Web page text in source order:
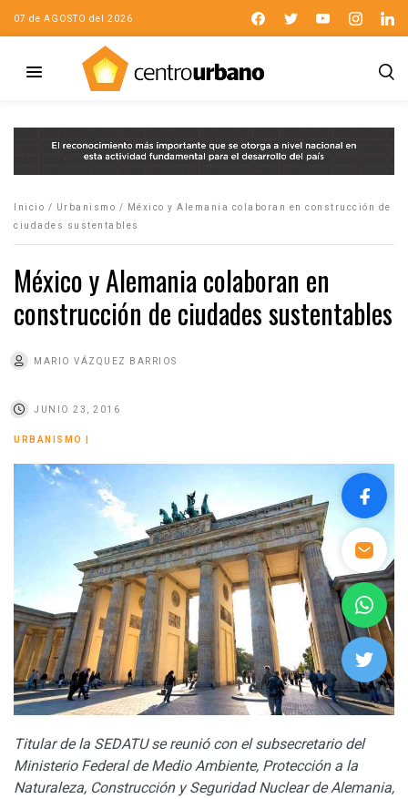
07 de AGOSTO del 2026
Inicio / Urbanismo /
México y Alemania colaboran en construcción de
ciudades sustentables
México y Alemania colaboran en
construcción de ciudades sustentables
MARIO VÁZQUEZ BARRIOS
JUNIO 23, 2016
URBANISMO
Titular de la SEDATU se reunió con el subsecretario del
Ministerio Federal de Medio Ambiente, Protección a la
Naturaleza, Construcción y Seguridad Nuclear de Alemania,